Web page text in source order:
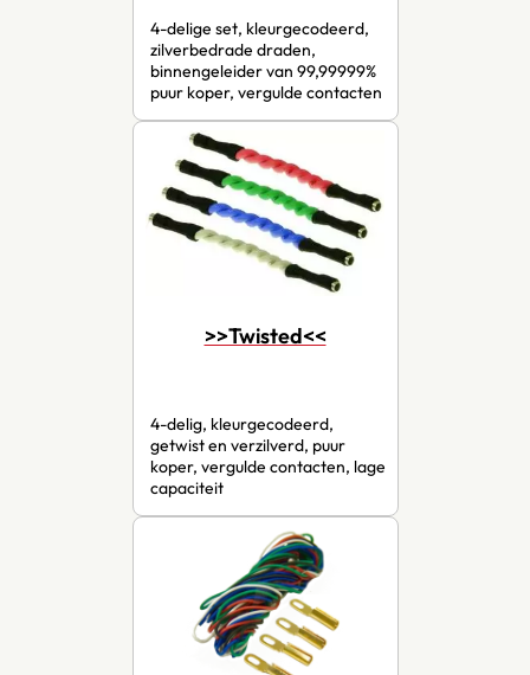
4-delige set, kleurgecodeerd,
zilverbedrade draden,
binnengeleider van 99,99999%
puur koper, vergulde contacten
>>Twisted<<
4-delig, kleurgecodeerd,
getwist en verzilverd, puur
koper, vergulde contacten, lage
capaciteit